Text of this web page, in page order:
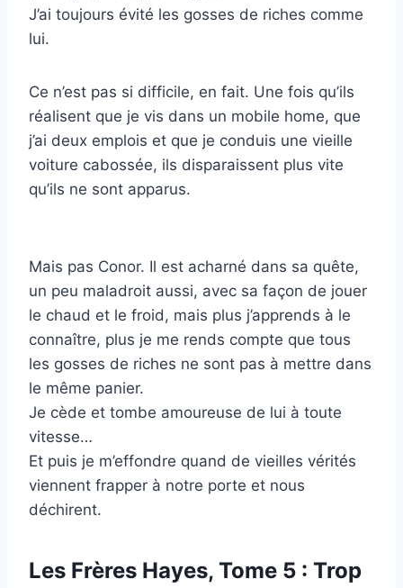
J’ai toujours évité les gosses de riches comme
lui.
Ce n’est pas si difficile, en fait. Une fois qu’ils
réalisent que je vis dans un mobile home, que
j’ai deux emplois et que je conduis une vieille
voiture cabossée, ils disparaissent plus vite
qu’ils ne sont apparus.
Mais pas Conor. Il est acharné dans sa quête,
un peu maladroit aussi, avec sa façon de jouer
le chaud et le froid, mais plus j’apprends à le
connaître, plus je me rends compte que tous
les gosses de riches ne sont pas à mettre dans
le même panier.
Je cède et tombe amoureuse de lui à toute
vitesse…
Et puis je m’effondre quand de vieilles vérités
viennent frapper à notre porte et nous
déchirent.
Les Frères Hayes, Tome 5 : Trop